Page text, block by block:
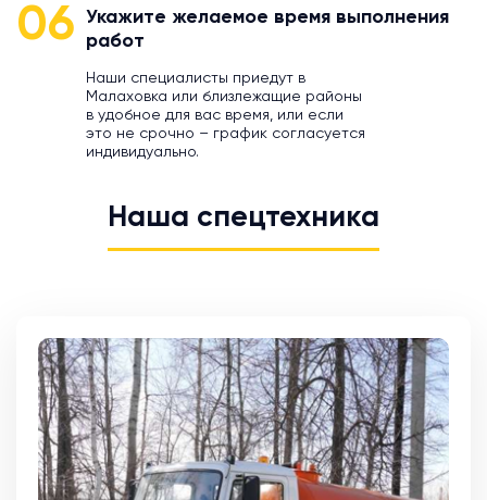
06
Укажите желаемое время выполнения
работ
Наши специалисты приедут в
Малаховка или близлежащие районы
в удобное для вас время, или если
это не срочно – график согласуется
индивидуально.
Наша спецтехника